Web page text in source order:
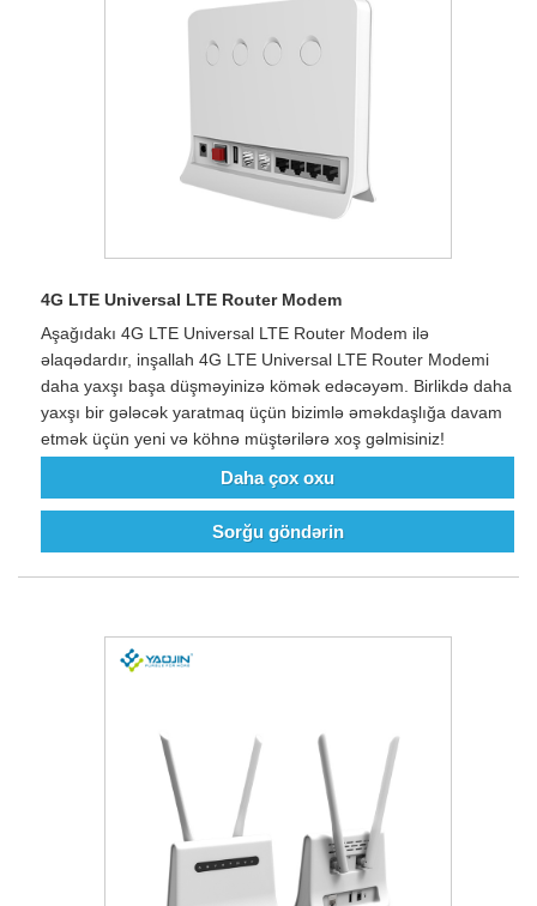
4G LTE Universal LTE Router Modem
Aşağıdakı 4G LTE Universal LTE Router Modem ilə
əlaqədardır, inşallah 4G LTE Universal LTE Router Modemi
daha yaxşı başa düşməyinizə kömək edəcəyəm. Birlikdə daha
yaxşı bir gələcək yaratmaq üçün bizimlə əməkdaşlığa davam
etmək üçün yeni və köhnə müştərilərə xoş gəlmisiniz!
Daha çox oxu
Sorğu göndərin